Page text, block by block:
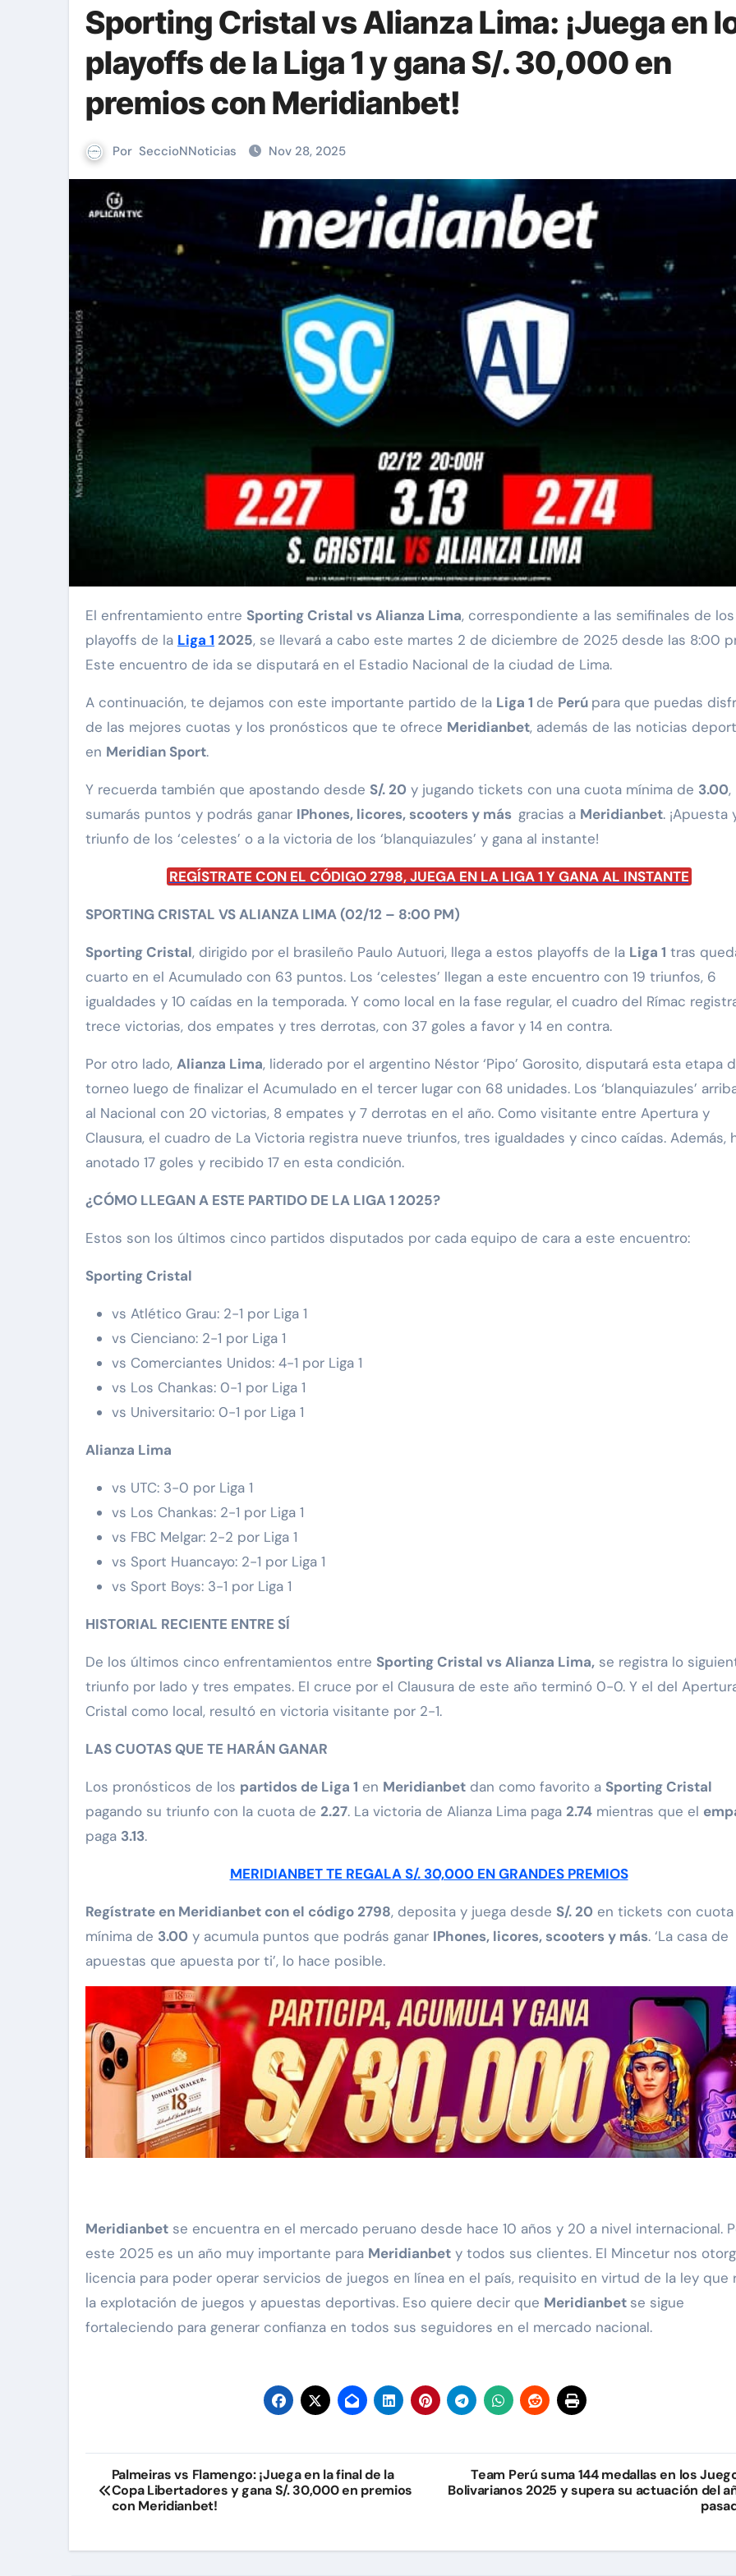
Sporting Cristal vs Alianza Lima: ¡Juega en
playoffs de la Liga 1 y gana S/. 30,000 en
premios con Meridianbet!
Por SeccioNNoticias Nov 28, 2025
El enfrentamiento entre Sporting Cristal vs Alianza Lima, correspondiente a las semifinales de los
playoffs de la Liga 1 2025, se llevará a cabo este martes 2 de diciembre de 2025 desde las 8:00
Este encuentro de ida se disputará en el Estadio Nacional de la ciudad de Lima.
A continuación, te dejamos con este importante partido de la Liga 1 de Perú para que puedas
de las mejores cuotas y los pronósticos que te ofrece Meridianbet, además de las noticias
en Meridian Sport.
Y recuerda también que apostando desde S/. 20 y jugando tickets con una cuota mínima de 3.00,
sumarás puntos y podrás ganar IPhones, licores, scooters y más gracias a Meridianbet. ¡Apuesta
triunfo de los ‘celestes’ o a la victoria de los ‘blanquiazules’ y gana al instante!
REGÍSTRATE CON EL CÓDIGO 2798, JUEGA EN LA LIGA 1 Y GANA AL INSTANTE
SPORTING CRISTAL VS ALIANZA LIMA (02/12 – 8:00 PM)
Sporting Cristal, dirigido por el brasileño Paulo Autuori, llega a estos playoffs de la Liga 1 tras
cuarto en el Acumulado con 63 puntos. Los ‘celestes’ llegan a este encuentro con 19 triunfos, 6
igualdades y 10 caídas en la temporada. Y como local en la fase regular, el cuadro del Rímac
trece victorias, dos empates y tres derrotas, con 37 goles a favor y 14 en contra.
Por otro lado, Alianza Lima, liderado por el argentino Néstor ‘Pipo’ Gorosito, disputará esta etapa
torneo luego de finalizar el Acumulado en el tercer lugar con 68 unidades. Los ‘blanquiazules’
al Nacional con 20 victorias, 8 empates y 7 derrotas en el año. Como visitante entre Apertura y
Clausura, el cuadro de La Victoria registra nueve triunfos, tres igualdades y cinco caídas. Además,
anotado 17 goles y recibido 17 en esta condición.
¿CÓMO LLEGAN A ESTE PARTIDO DE LA LIGA 1 2025?
Estos son los últimos cinco partidos disputados por cada equipo de cara a este encuentro:
Sporting Cristal
vs Atlético Grau: 2-1 por Liga 1
vs Cienciano: 2-1 por Liga 1
vs Comerciantes Unidos: 4-1 por Liga 1
vs Los Chankas: 0-1 por Liga 1
vs Universitario: 0-1 por Liga 1
Alianza Lima
vs UTC: 3-0 por Liga 1
vs Los Chankas: 2-1 por Liga 1
vs FBC Melgar: 2-2 por Liga 1
vs Sport Huancayo: 2-1 por Liga 1
vs Sport Boys: 3-1 por Liga 1
HISTORIAL RECIENTE ENTRE SÍ
De los últimos cinco enfrentamientos entre Sporting Cristal vs Alianza Lima, se registra lo
triunfo por lado y tres empates. El cruce por el Clausura de este año terminó 0-0. Y el del
Cristal como local, resultó en victoria visitante por 2-1.
LAS CUOTAS QUE TE HARÁN GANAR
Los pronósticos de los partidos de Liga 1 en Meridianbet dan como favorito a Sporting Cristal
pagando su triunfo con la cuota de 2.27. La victoria de Alianza Lima paga 2.74 mientras que el
paga 3.13.
MERIDIANBET TE REGALA S/. 30,000 EN GRANDES PREMIOS
Regístrate en Meridianbet con el código 2798, deposita y juega desde S/. 20 en tickets con cuota
mínima de 3.00 y acumula puntos que podrás ganar IPhones, licores, scooters y más. ‘La casa de
apuestas que apuesta por ti’, lo hace posible.
Meridianbet se encuentra en el mercado peruano desde hace 10 años y 20 a nivel internacional.
este 2025 es un año muy importante para Meridianbet y todos sus clientes. El Mincetur nos
licencia para poder operar servicios de juegos en línea en el país, requisito en virtud de la ley que
la explotación de juegos y apuestas deportivas. Eso quiere decir que Meridianbet se sigue
fortaleciendo para generar confianza en todos sus seguidores en el mercado nacional.
Navegación
de
Palmeiras vs Flamengo: ¡Juega en la final de la
Copa Libertadores y gana S/. 30,000 en premios
con Meridianbet!
Team Perú suma 144 medallas en los
Bolivarianos 2025 y supera su actuación del